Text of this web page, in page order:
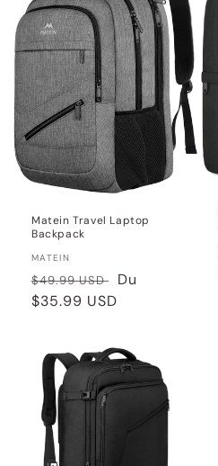
Matein Travel Laptop
Backpack
Distributeur :
MATEIN
Prix
habituel
$49.99 USD
Prix
Du
$35.99 USD